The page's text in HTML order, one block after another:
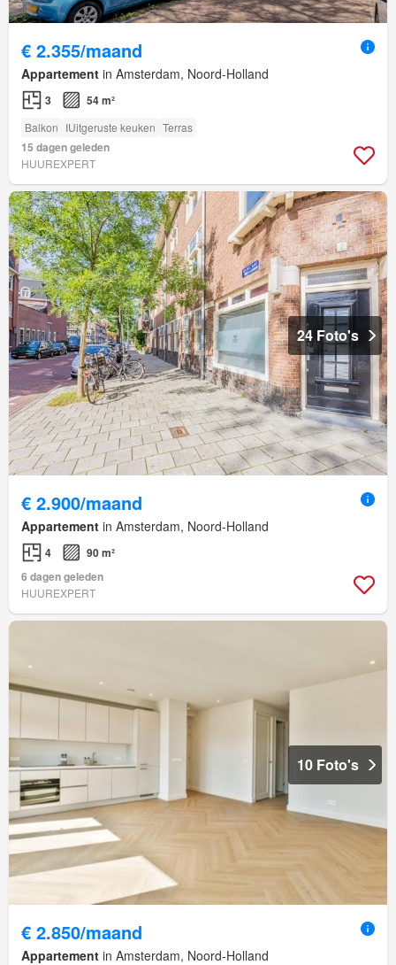
€ 2.355/maand
Appartement in Amsterdam, Noord-Holland
3 54 m²
Balkon IUitgeruste keuken Terras
15 dagen geleden
HUUREXPERT
24 Foto's
€ 2.900/maand
Appartement in Amsterdam, Noord-Holland
4
90 m²
6 dagen geleden
HUUREXPERT
10 Foto's
€ 2.850/maand
Appartement in Amsterdam, Noord-Holland